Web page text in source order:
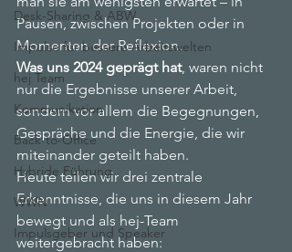
Desk-Sharing & ABW
Impulse für bessere Arbeitswelten
hej Team
Kommunikation
Back-to-Office
Hybride Führung
WWN
Impulsgeber und Speaker
Pausen, zwischen Projekten oder in
Momenten der Reflexion.
Was uns 2024 geprägt hat, waren nicht
nur die Ergebnisse unserer Arbeit,
sondern vor allem die Begegnungen,
Gespräche und die Energie, die wir
miteinander geteilt haben.
Heute teilen wir drei zentrale
Erkenntnisse, die uns in diesem Jahr
bewegt und als hej-Team
weitergebracht haben: